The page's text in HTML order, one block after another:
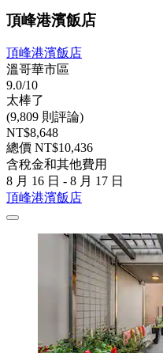
頂峰港濱飯店
頂峰港濱飯店
溫哥華市區
9.0/10
太棒了
(9,809 則評論)
NT$8,648
總價 NT$10,436
含稅金和其他費用
8 月 16 日 - 8 月 17 日
頂峰港濱飯店